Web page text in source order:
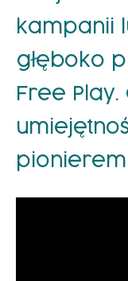
kampanii
głęboko
Free Play.
pionierem